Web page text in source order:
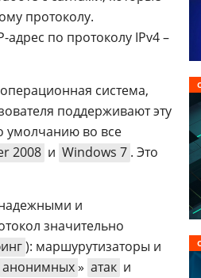
протоколу.
адрес по протоколу IPv4 –
система,
поддерживают эту
умолчанию во все
2008 и Windows 7 . Это
надежными и
значительно
): маршурутизаторы и
анонимных» атак и